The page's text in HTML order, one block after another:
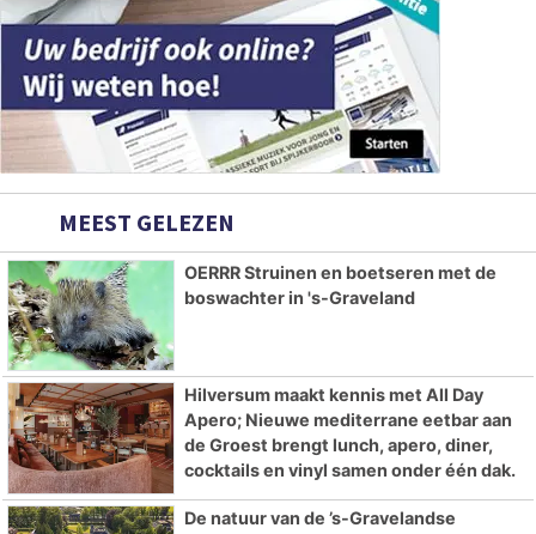
MEEST GELEZEN
OERRR Struinen en boetseren met de
boswachter in 's-Graveland
Hilversum maakt kennis met All Day
Apero; Nieuwe mediterrane eetbar aan
de Groest brengt lunch, apero, diner,
cocktails en vinyl samen onder één dak.
De natuur van de ’s-Gravelandse